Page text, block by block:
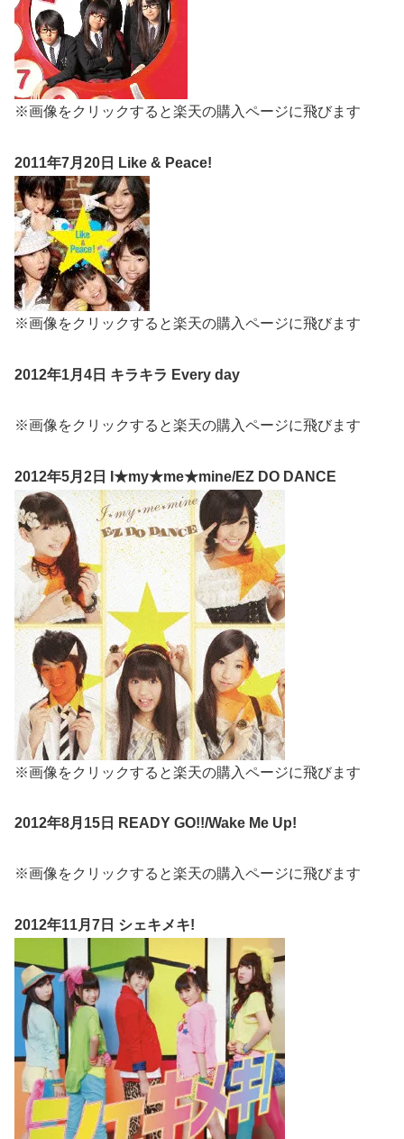
※画像をクリックすると楽天の購入ページに飛びます
2011年7月20日 Like & Peace!
※画像をクリックすると楽天の購入ページに飛びます
2012年1月4日 キラキラ Every day
※画像をクリックすると楽天の購入ページに飛びます
2012年5月2日 I★my★me★mine/EZ DO DANCE
※画像をクリックすると楽天の購入ページに飛びます
2012年8月15日 READY GO!!/Wake Me Up!
※画像をクリックすると楽天の購入ページに飛びます
2012年11月7日 シェキメキ!